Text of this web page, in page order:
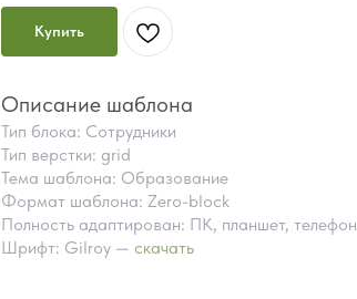
Купить
Описание шаблона
Тип блока: Сотрудники
Тип верстки: grid
Тема шаблона: Образование
Формат шаблона: Zero-block
Полность адаптирован: ПК, планшет, телефон
Шрифт: Gilroy — скачать